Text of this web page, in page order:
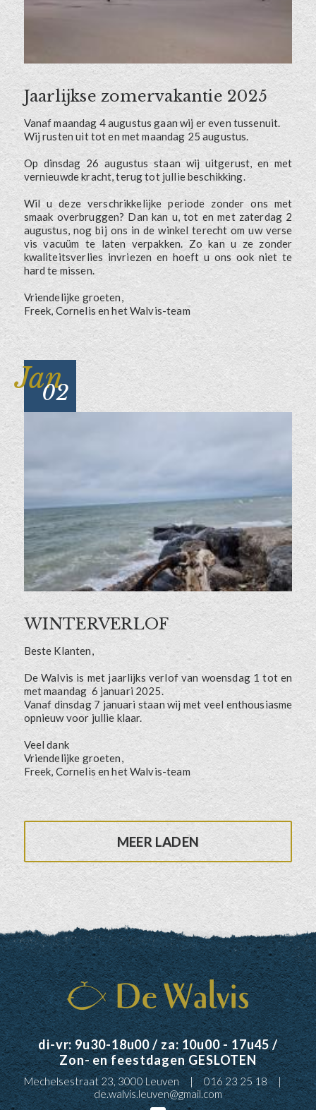
Jaarlijkse zomervakantie 2025
Vanaf maandag 4 augustus gaan wij er even tussenuit.
Wij rusten uit tot en met maandag 25 augustus.
Op dinsdag 26 augustus staan wij uitgerust, en met
vernieuwde kracht, terug tot jullie beschikking.
Wil u deze verschrikkelijke periode zonder ons met
smaak overbruggen? Dan kan u, tot en met zaterdag 2
augustus, nog bij ons in de winkel terecht om uw verse
vis vacuüm te laten verpakken. Zo kan u ze zonder
kwaliteitsverlies invriezen en hoeft u ons ook niet te
hard te missen.
Vriendelijke groeten,
Freek, Cornelis en het Walvis-team
Jan
02
WINTERVERLOF
Beste Klanten,
De Walvis is met jaarlijks verlof van woensdag 1 tot en
met maandag 6 januari 2025.
Vanaf dinsdag 7 januari staan wij met veel enthousiasme
opnieuw voor jullie klaar.
Veel dank
Vriendelijke groeten,
Freek, Cornelis en het Walvis-team
MEER LADEN
di-vr: 9u30-18u00 / za: 10u00 - 17u45 /
Zon- en feestdagen GESLOTEN
Mechelsestraat 23, 3000 Leuven
016 23 25 18
de.walvis.leuven@gmail.com